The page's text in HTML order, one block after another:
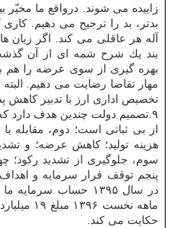
زاییده می شوند. درواقع ما مخیّر
بدتر، بد را ترجیح می دهیم.
آله هر عاقلی می كند. اگر زیان
بند یك شرح شمه ای از آن
بهره گیری از سوی عرضه را هم
مهار تقاضا رضایت می دهیم.
تخصیص اداری ارز با تدبیر كاهش
۹.تصمیم دولت چندین هدف دارد
از بی ثباتی است؛ دوم، مقابله
هزینه تولید؛ كاهش عرضه؛ و
سوم، جلوگیری از تشدید ركود؛
پنجم توقف فرار سرمایه و اهداف
ماهه
حكایت می كند.